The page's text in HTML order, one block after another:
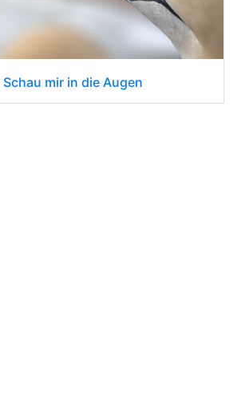
Schau mir in die Augen